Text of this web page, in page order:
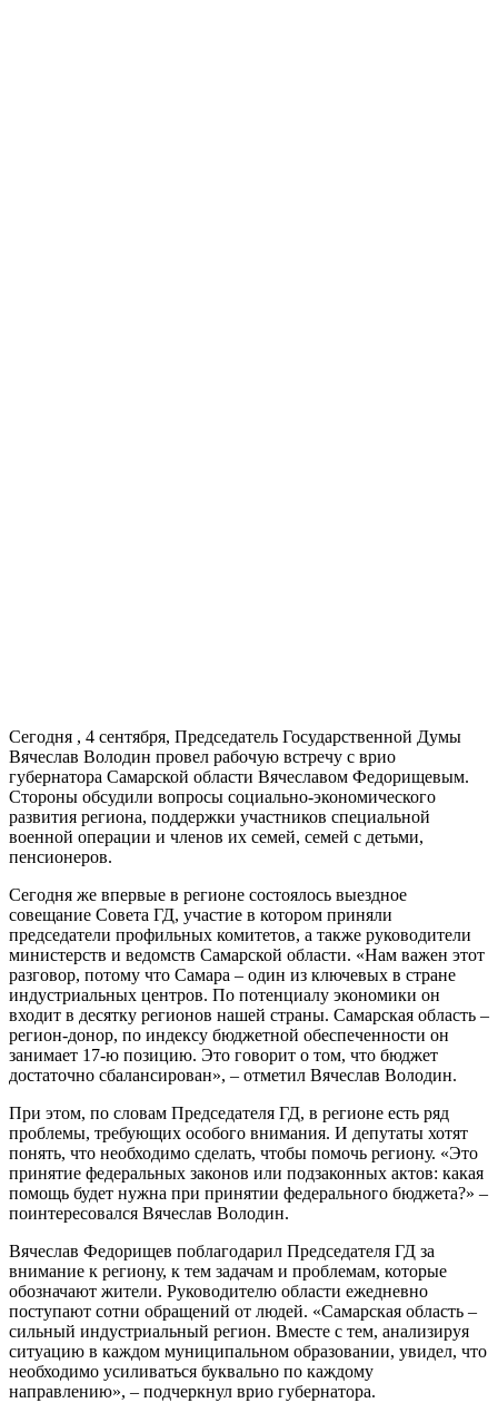
Сегодня , 4 сентября, Председатель Государственной Думы
Вячеслав Володин провел рабочую встречу с врио
губернатора Самарской области Вячеславом Федорищевым.
Стороны обсудили вопросы социально-экономического
развития региона, поддержки участников специальной
военной операции и членов их семей, семей с детьми,
пенсионеров.
Сегодня же впервые в регионе состоялось выездное
совещание Совета ГД, участие в котором приняли
председатели профильных комитетов, а также руководители
министерств и ведомств Самарской области. «Нам важен этот
разговор, потому что Самара – один из ключевых в стране
индустриальных центров. По потенциалу экономики он
входит в десятку регионов нашей страны. Самарская область –
регион-донор, по индексу бюджетной обеспеченности он
занимает 17-ю позицию. Это говорит о том, что бюджет
достаточно сбалансирован», – отметил Вячеслав Володин.
При этом, по словам Председателя ГД, в регионе есть ряд
проблемы, требующих особого внимания. И депутаты хотят
понять, что необходимо сделать, чтобы помочь региону. «Это
принятие федеральных законов или подзаконных актов: какая
помощь будет нужна при принятии федерального бюджета?» –
поинтересовался Вячеслав Володин.
Вячеслав Федорищев поблагодарил Председателя ГД за
внимание к региону, к тем задачам и проблемам, которые
обозначают жители. Руководителю области ежедневно
поступают сотни обращений от людей. «Самарская область –
сильный индустриальный регион. Вместе с тем, анализируя
ситуацию в каждом муниципальном образовании, увидел, что
необходимо усиливаться буквально по каждому
направлению», – подчеркнул врио губернатора.